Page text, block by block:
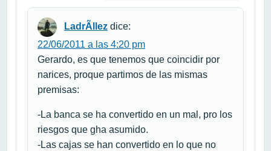
LadrÃ­llez dice:
22/06/2011 a las 4:20 pm
Gerardo, es que tenemos que coincidir por
narices, proque partimos de las mismas
premisas:
-La banca se ha convertido en un mal, pro los
riesgos que gha asumido.
-Las cajas se han convertido en lo que no